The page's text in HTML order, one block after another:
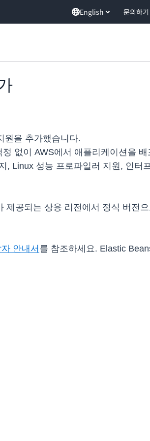
English 문의하기
원을 추가했습니다.
없이 AWS에서 애플리케이션을
Linux 성능 프로파일러 지원, 인터
공되는 상용 리전에서 정식 버전
안내서 를 참조하세요. Elastic